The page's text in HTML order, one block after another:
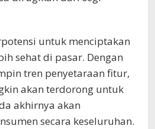
untuk menciptakan
sehat di pasar. Dengan
tren penyetaraan fitur,
akan terdorong untuk
akhirnya akan
secara keseluruhan.